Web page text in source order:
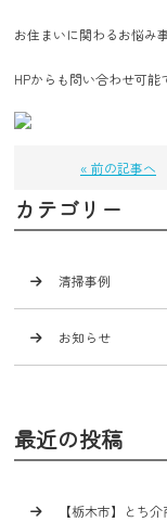
お住まいに関わるお悩み
HPからも問い合わせ可能
« 前の記事へ
カテゴリー
清掃事例
お知らせ
最近の投稿
【栃木市】とち